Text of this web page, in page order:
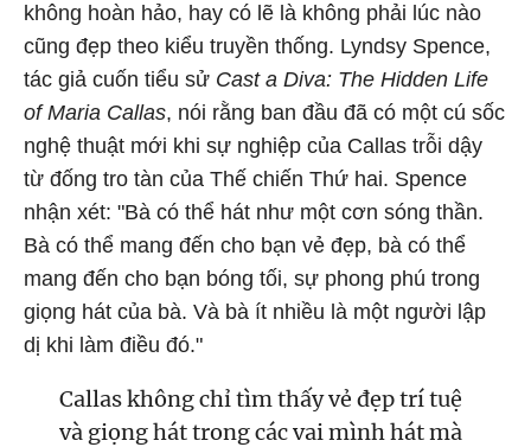
không hoàn hảo, hay có lẽ là không phải lúc nào
cũng đẹp theo kiểu truyền thống. Lyndsy Spence,
tác giả cuốn tiểu sử Cast a Diva: The Hidden Life
of Maria Callas, nói rằng ban đầu đã có một cú sốc
nghệ thuật mới khi sự nghiệp của Callas trỗi dậy
từ đống tro tàn của Thế chiến Thứ hai. Spence
nhận xét: "Bà có thể hát như một cơn sóng thần.
Bà có thể mang đến cho bạn vẻ đẹp, bà có thể
mang đến cho bạn bóng tối, sự phong phú trong
giọng hát của bà. Và bà ít nhiều là một người lập
dị khi làm điều đó."
Callas không chỉ tìm thấy vẻ đẹp trí tuệ
và giọng hát trong các vai mình hát mà